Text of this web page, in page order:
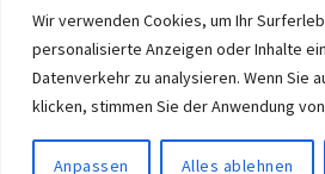
Wir verwenden Cookies, um Ihr
personalisierte Anzeigen oder Inhalte
Datenverkehr zu analysieren. Wenn Sie
klicken, stimmen Sie der Anwendung
Anpassen Alles ablehnen